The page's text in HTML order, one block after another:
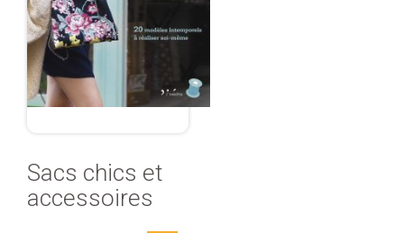
Sacs chics et
accessoires